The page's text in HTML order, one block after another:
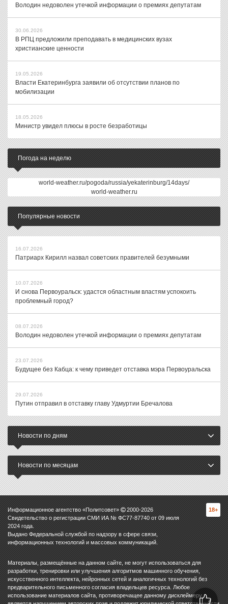
Володин недоволен утечкой информации о премиях депутатам
30.06.2026
В РПЦ предложили преподавать в медицинских вузах
христианские ценности
19.05.2026
Власти Екатеринбурга заявили об отсутствии планов по
мобилизации
18.05.2026
Министр увидел плюсы в росте безработицы
Погода на неделю
world-weather.ru/pogoda/russia/yekaterinburg/14days/
world-weather.ru
Популярные новости
16.07.2026
Патриарх Кирилл назвал советских правителей безумными
10.07.2026
И снова Первоуральск: удастся областным властям успокоить
проблемный город?
08.07.2026
Володин недоволен утечкой информации о премиях депутатам
23.07.2026
Будущее без Кабца: к чему приведет отставка мэра Первоуральска
29.07.2026
Путин отправил в отставку главу Удмуртии Бречалова
Новости по дням
Новости по месяцам
Информационное агентство «Политсовет» 2000-2026
Свидетельство о регистрации СМИ ИА № ФС77-87740 от 09 июля
2024 года.
Выдано Федеральной службой по надзору в сфере связи,
информационных технологий и массовых коммуникаций.
18+
Материалы, размещённые на данном сайте, не могут использоваться для
разработки, тренировки или улучшения алгоритмов машинного обучения,
искусственного интеллекта, нейронных сетей и аналогичных технологий без
предварительного письменного согласия владельцев ресурса. Любое
использование материалов сайта, противоречащее данному дисклеймеру,